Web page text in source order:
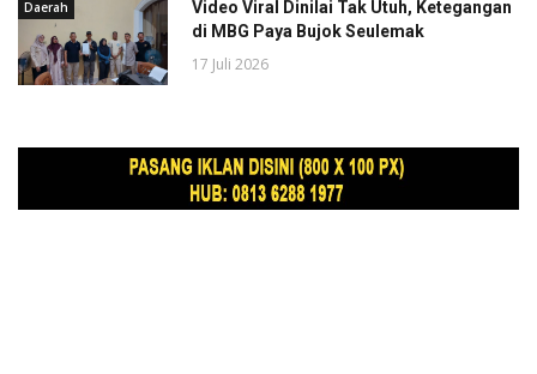
Daerah
Video Viral Dinilai Tak Utuh, Ketegangan
di MBG Paya Bujok Seulemak
17 Juli 2026